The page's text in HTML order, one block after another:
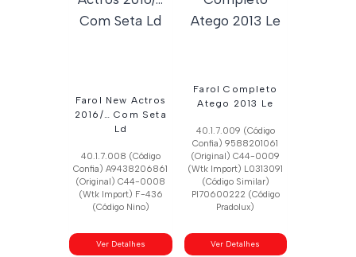
Farol New Actros
2016/… Com Seta
Ld
40.1.7.008 (Código
Confia) A9438206861
(Original) C44-0008
(Wtk Import) F-436
(Código Nino)
Ver Detalhes
Farol Completo
Atego 2013 Le
40.1.7.009 (Código
Confia) 9588201061
(Original) C44-0009
(Wtk Import) L0313091
(Código Similar)
Pl70600222 (Código
Pradolux)
Ver Detalhes